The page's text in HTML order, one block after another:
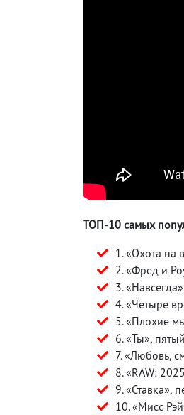
ТОП-10 самых
1. «Охота на
2. «Фред и
3.
4. «Четыре
5. «Плохие
6. «Ты»,
7. «Любовь,
8. «RAW:
9. «Ставка»,
10. «Мисс